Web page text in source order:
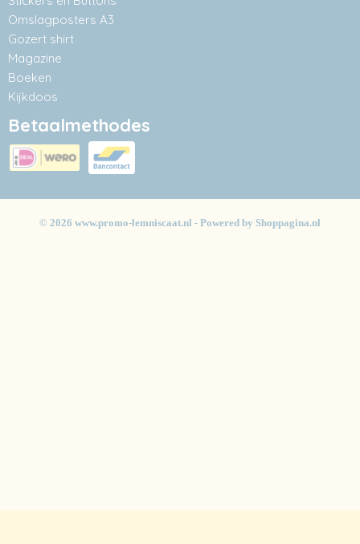
Omslagposters A3
Gozert shirt
Magazine
Boeken
Kijkdoos
Betaalmethodes
© 2026 www.promo-lemniscaat.nl - Powered by Shoppagina.nl